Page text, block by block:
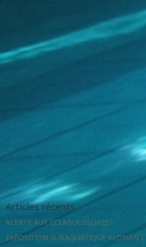
Articles récents
ALERTE AUX ECLABOUSSURES !
EXPOSITION SUBAQUATIQUE FLORIAN